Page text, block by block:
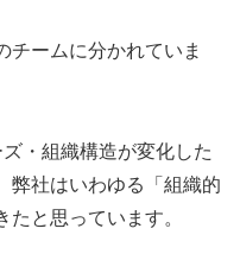
チームに分かれていま
・組織構造が変化した
弊社はいわゆる「組織的
と思っています。